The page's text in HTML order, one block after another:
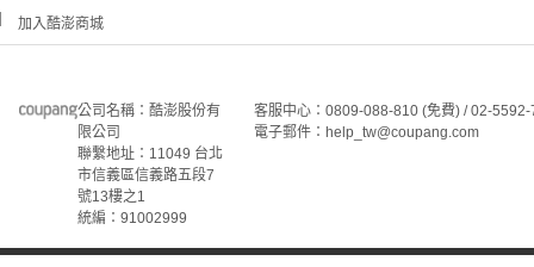
加入酷澎商城
公司名稱：酷澎股份有
限公司
聯繫地址：11049 台北
市信義區信義路五段7
號13樓之1
統編：91002999
客服中心：0809-088-810 (免費) / 02-
電子郵件：help_tw@coupang.com